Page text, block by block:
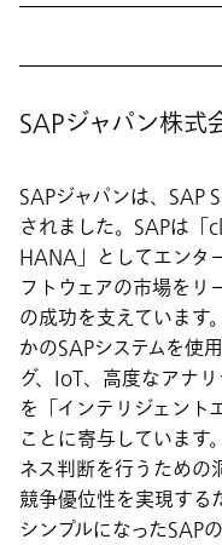
SAPジャパン株式
SAPジャパンは、SAP
されました。SAPは
HANA」としてエンタ
フトウェアの市場をリ
の成功を支えています
かのSAPシステムを使
グ、IoT、高度なアナ
を「インテリジェント
ことに寄与しています
ネス判断を行うための
競争優位性を実現する
シンプルになったSAP